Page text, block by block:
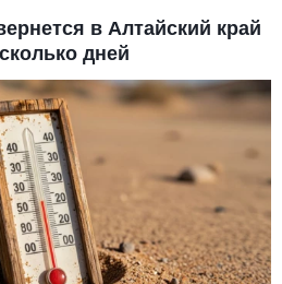
в Алтайский край
дней